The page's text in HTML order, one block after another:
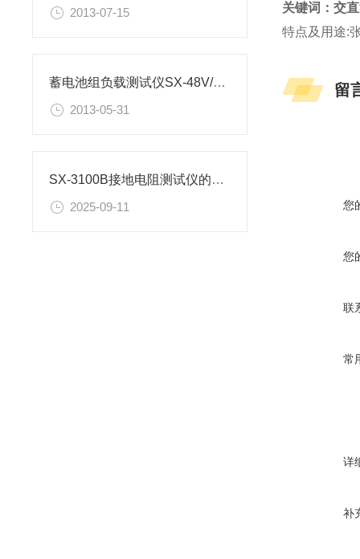
2013-07-15
蓄电池组负载测试仪SX-48V/110V/220V技术参数
2013-05-31
SX-3100B接地电阻测试仪的测量方法
2025-09-11
关键词：交
特点及用途:
留
您
您
联
常
详
补